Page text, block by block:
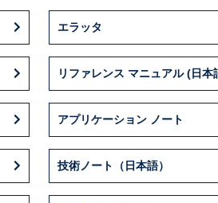
エラッタ
リファレンス マニュアル (日本
アプリケーション ノート
技術ノート（日本語）